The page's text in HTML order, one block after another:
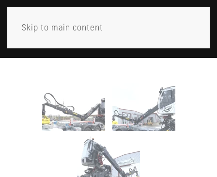
Skip to main content